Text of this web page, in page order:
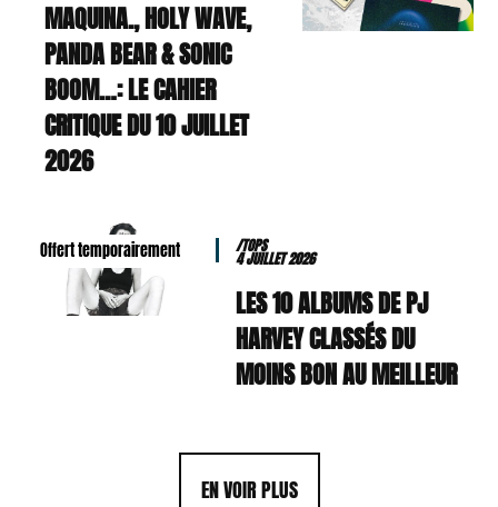
MAQUINA., HOLY WAVE,
PANDA BEAR & SONIC
BOOM…: LE CAHIER
CRITIQUE DU 10 JUILLET
2026
Offert temporairement /TOPS
4 JUILLET 2026
LES 10 ALBUMS DE PJ
HARVEY CLASSÉS DU
MOINS BON AU MEILLEUR
EN VOIR PLUS